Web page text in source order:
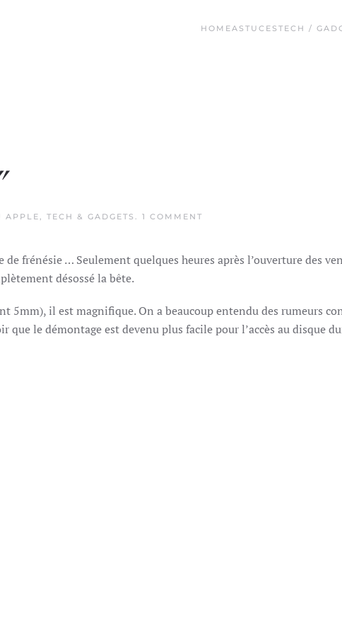
HOMEASTUCES TECH /
APPLE, TECH & GADGETS . 1 COMMENT
ET
frénésie … Seulement quelques heures après l’ouverture des
désossé la bête.
5mm), il est magnifique. On a beaucoup entendu des rumeurs
le démontage est devenu plus facile pour l’accès au disque